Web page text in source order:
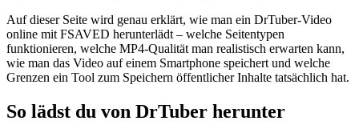
Auf dieser Seite wird genau erklärt, wie man ein DrTuber-Video
online mit FSAVED herunterlädt – welche Seitentypen
funktionieren, welche MP4-Qualität man realistisch erwarten kann,
wie man das Video auf einem Smartphone speichert und welche
Grenzen ein Tool zum Speichern öffentlicher Inhalte tatsächlich hat.
So lädst du von DrTuber herunter